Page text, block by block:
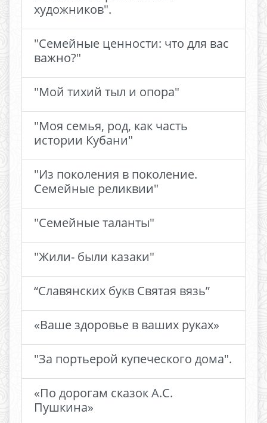
художников".
"Семейные ценности: что для вас
важно?"
"Мой тихий тыл и опора"
"Моя семья, род, как часть
истории Кубани"
"Из поколения в поколение.
Семейные реликвии"
"Семейные таланты"
"Жили- были казаки"
“Славянских букв Святая вязь”
«Ваше здоровье в ваших руках»
"За портьерой купеческого дома".
«По дорогам сказок А.С.
Пушкина»